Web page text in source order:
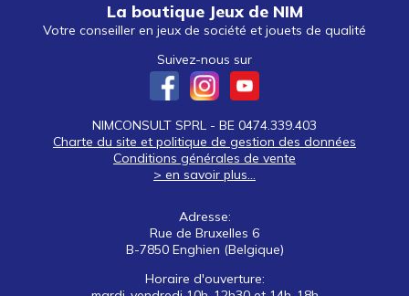
La boutique Jeux de NIM
Votre conseiller en jeux de société et jouets de qualité
Suivez-nous sur
NIMCONSULT SPRL - BE 0474.339.403
Charte du site et politique de gestion des données
Conditions générales de vente
> en savoir plus...
Adresse:
Rue de Bruxelles 6
B-7850 Enghien (Belgique)
Horaire d'ouverture: